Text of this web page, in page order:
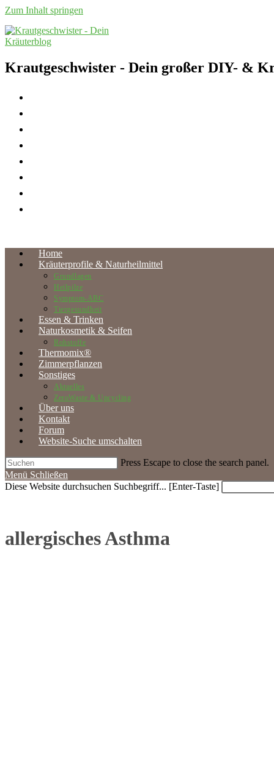
Zum Inhalt springen
Krautgeschwister - Dein großer DIY- &
Home
Kräuterprofile & Naturheilmittel
Grundlagen
Heilpilze
Symptom-ABC
Tiergesundheit
Essen & Trinken
Naturkosmetik & Seifen
Rohstoffe
Thermomix®
Zimmerpflanzen
Sonstiges
Aktuelles
ZeroWaste & Upcycling
Über uns
Kontakt
Forum
Website-Suche umschalten
Press Escape to close the search panel.
Menü Schließen
Diese Website durchsuchen Suchbegriff... [Enter-Taste]
allergisches Asthma